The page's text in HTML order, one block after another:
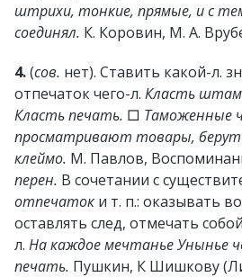
штрихи, тонкие, прямые, и с
соединял. К. Коровин, М. А.
4.(сов. нет). Ставить какой-л.
отпечаток чего-л. Класть
Класть печать. □ Таможенные
просматривают товары, берут
клеймо. М. Павлов,
перен. В сочетании с
отпечаток и т. п.: оказывать
оставлять след, отмечать
л. На каждое мечтанье Унынье
печать. Пушкин, К Шишкову